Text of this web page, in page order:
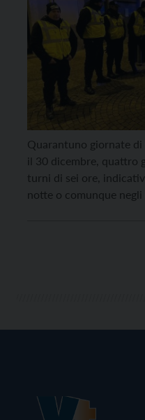
Quarantuno giornate
il 30 dicembre, quattro
turni di sei ore,
notte o comunque